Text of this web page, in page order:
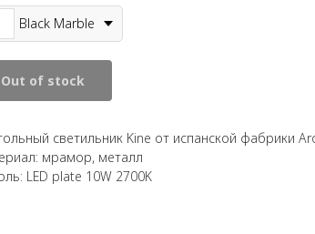
Black Marble
Out of stock
светильник Kine от испанской фабрики
мрамор, металл
LED plate 10W 2700K